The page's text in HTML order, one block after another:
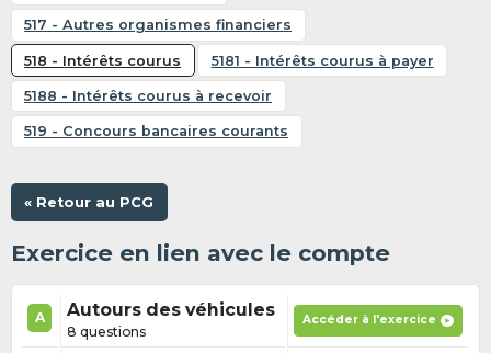
517 - Autres organismes financiers
518 - Intérêts courus 5181 - Intérêts courus à payer
5188 - Intérêts courus à recevoir
519 - Concours bancaires courants
« Retour au PCG
Exercice en lien avec le compte
A Autours des véhicules
8 questions
Accéder à l'exercice